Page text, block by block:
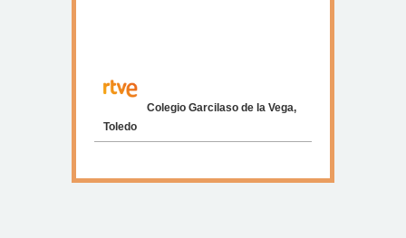
Colegio Garcilaso de la Vega,
Toledo